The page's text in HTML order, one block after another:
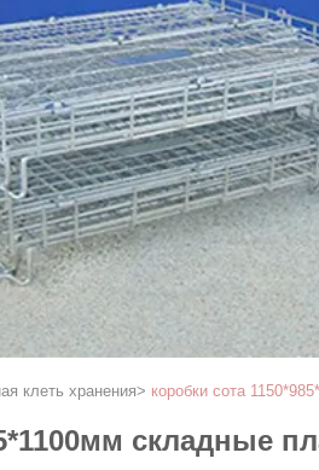
клеть хранения> коробки сота
складные